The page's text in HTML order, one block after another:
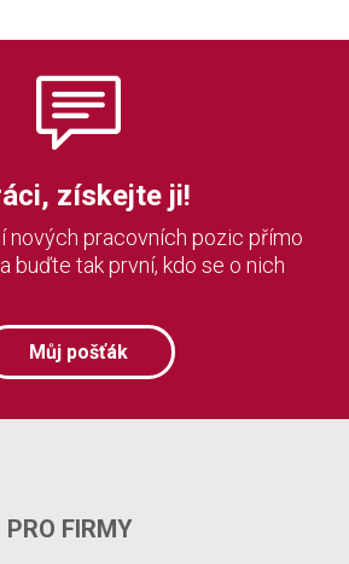
získejte ji!
nových pracovních pozic přímo
buďte tak první, kdo se o nich
Můj pošťák
PRO FIRMY